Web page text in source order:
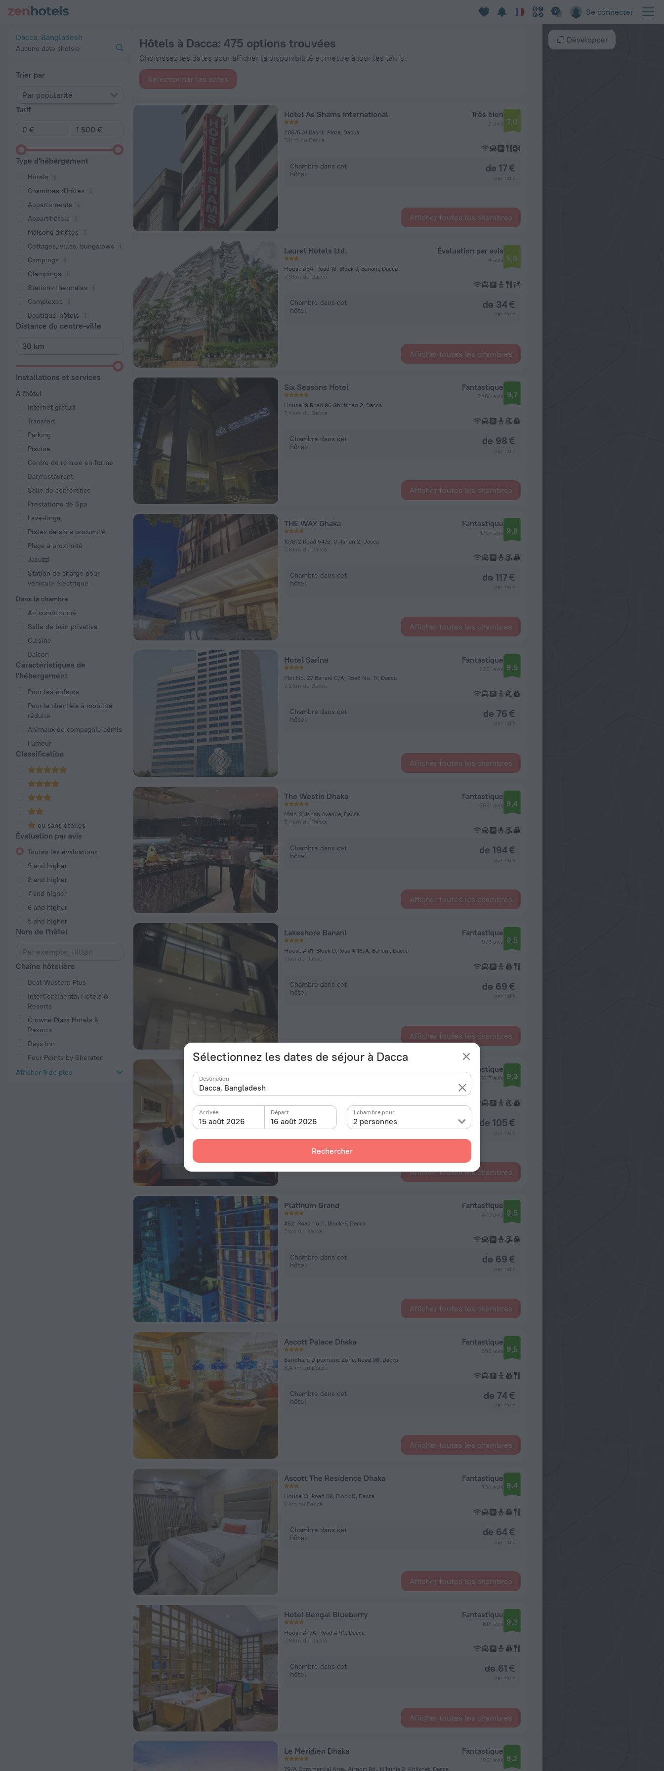
Se connecter
Sélectionnez les dates de séjour à Dacca
Destination
15 août 2026
Arrivée
16 août 2026
Départ
2 personnes
1 chambre pour
Rechercher
Dacca, Bangladesh
Aucune date choisie
Trier par
Par popularité
Tarif
Type d'hébergement
Hôtels
Chambres d'hôtes
Appartements
Appart'hôtels
Maisons d'hôtes
Cottages, villas, bungalows
Campings
Glampings
Stations thermales
Complexes
Boutique-hôtels
Distance du centre-ville
Installations et services
À l'hôtel
Internet gratuit
Transfert
Parking
Piscine
Centre de remise en forme
Bar/restaurant
Salle de conférence
Prestations de Spa
Lave-linge
Pistes de ski à proximité
Plage à proximité
Jacuzzi
Station de charge pour
véhicule électrique
Dans la chambre
Air conditionné
Salle de bain privative
Cuisine
Balcon
Caractéristiques de
l'hébergement
Pour les enfants
Pour la clientèle à mobilité
réduite
Animaux de compagnie admis
Fumeur
Classification
ou sans étoiles
Évaluation par avis
Toutes les évaluations
9 and higher
8 and higher
7 and higher
6 and higher
5 and higher
Nom de l'hôtel
Chaîne hôtelière
Best Western Plus
InterContinental Hotels &
Resorts
Crowne Plaza Hotels &
Resorts
Days Inn
Four Points by Sheraton
Afficher 9 de plus
Hôtels à Dacca: 475 options trouvées
Choisissez les dates pour afficher la disponibilité et mettre à jour les tarifs.
Sélectionner les dates
Hotel As Shams international
205/5 Al Bashir Plaza, Dacca
781 m du Dacca
Très bien
2 avis 7,0
Chambre dans cet
hôtel
de 17 €
Afficher toutes les chambres
Laurel Hotels Ltd.
House #54, Road 18, Block J, Banani, Dacca
7,9 km du Dacca
Évaluation par avis
4 avis 5,6
Chambre dans cet
hôtel
de 34 €
Afficher toutes les chambres
Six Seasons Hotel
House 19 Road 96 Ghulshan 2, Dacca
7,4 km du Dacca
Fantastique
2460 avis 9,7
Chambre dans cet
hôtel
de 98 €
Afficher toutes les chambres
THE WAY Dhaka
10/B/2 Road 54/B, Gulshan 2, Dacca
7,6 km du Dacca
Fantastique
1707 avis 9,8
Chambre dans cet
hôtel
de 117 €
Afficher toutes les chambres
Hotel Sarina
Plot No. 27 Banani C/A, Road No. 17, Dacca
7,2 km du Dacca
Fantastique
2251 avis 9,5
Chambre dans cet
hôtel
de 76 €
Afficher toutes les chambres
The Westin Dhaka
Main Gulshan Avenue, Dacca
7,2 km du Dacca
Fantastique
3691 avis 9,4
Chambre dans cet
hôtel
de 194 €
Afficher toutes les chambres
Lakeshore Banani
House # 81, Block D,Road # 13/A, Banani, Dacca
7 km du Dacca
Fantastique
978 avis 9,5
Chambre dans cet
hôtel
de 69 €
Afficher toutes les chambres
6,9 km du Dacca
Fantastique
1817 avis 9,3
Chambre dans cet
hôtel
de 105 €
Afficher toutes les chambres
Platinum Grand
#52, Road no.11, Block-F, Dacca
7 km du Dacca
Fantastique
470 avis 9,5
Chambre dans cet
hôtel
de 69 €
Afficher toutes les chambres
Ascott Palace Dhaka
Baridhara Diplomatic Zone, Road 06, Dacca
8,4 km du Dacca
Fantastique
395 avis 9,5
Chambre dans cet
hôtel
de 74 €
Afficher toutes les chambres
Ascott The Residence Dhaka
House 13, Road 08, Block K, Dacca
5 km du Dacca
Fantastique
736 avis 9,4
Chambre dans cet
hôtel
de 64 €
Afficher toutes les chambres
Hotel Bengal Blueberry
House # 1/A, Road # 90, Dacca
7,6 km du Dacca
Fantastique
613 avis 9,3
Chambre dans cet
hôtel
de 61 €
Afficher toutes les chambres
Le Meridien Dhaka
79/A Commercial Area, Airport Rd., Nikunja 2, Khilkhet, Dacca
Fantastique
1261 avis 9,2
Développer
Les 20 meilleurs hôtels Hôtels à Dacca 2026 à partir de 17 € - Réservez dès maintenant sur ZenHotels.com